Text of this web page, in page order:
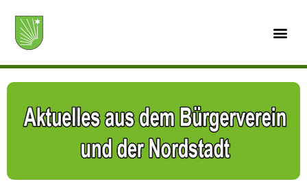
Inhalt
springen